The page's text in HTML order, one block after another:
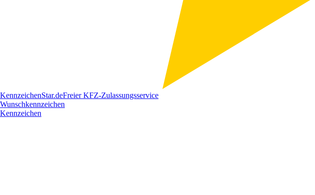
KennzeichenStar.deFreier KFZ-Zulassungsservice
Wunschkennzeichen
Kennzeichen